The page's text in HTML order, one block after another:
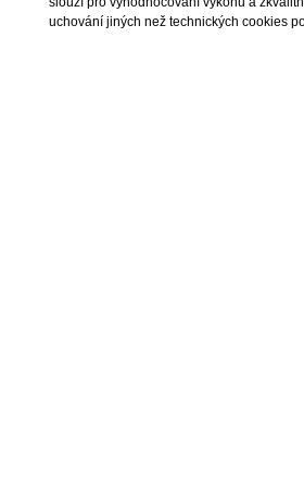
uchování jiných než technických cookies